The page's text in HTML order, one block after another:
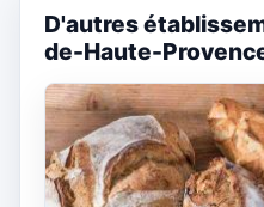
D'autres
de-Haute-